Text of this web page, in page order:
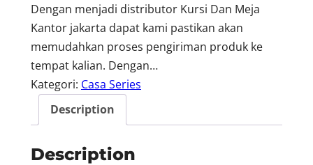
Dengan menjadi distributor Kursi Dan Meja
Kantor jakarta dapat kami pastikan akan
memudahkan proses pengiriman produk ke
tempat kalian. Dengan…
Kategori: Casa Series
Description
Description